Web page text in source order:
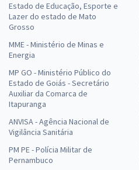
Estado de Educação, Esporte e
Lazer do estado de Mato
Grosso
MME - Ministério de Minas e
Energia
MP GO - Ministério Público do
Estado de Goiás - Secretário
Auxiliar da Comarca de
Itapuranga
ANVISA - Agência Nacional de
Vigilância Sanitária
PM PE - Polícia Militar de
Pernambuco